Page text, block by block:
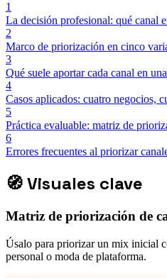
1
La decisión profesional: qué canal
2
Marco de priorización en cinco
3
Qué suele aportar cada canal en
4
Casos aplicados: cuatro negocios,
5
Práctica evaluable: matriz de
6
Errores frecuentes al priorizar
🧭Visuales clave
Matriz de priorización de
Úsalo para priorizar un mix inicial
personal o moda de plataforma.